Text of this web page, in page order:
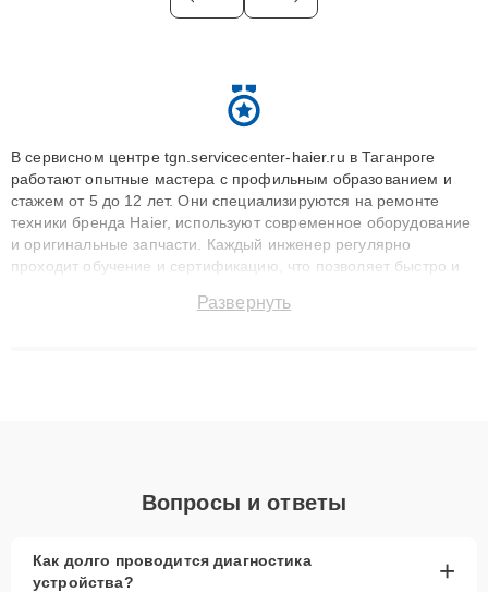
В сервисном центре tgn.servicecenter-haier.ru в Таганроге
работают опытные мастера с профильным образованием и
стажем от 5 до 12 лет. Они специализируются на ремонте
техники бренда Haier, используют современное оборудование
и оригинальные запчасти. Каждый инженер регулярно
проходит обучение и сертификацию, что позволяет быстро и
сохранением гарантии до 3 лет. Наши мастера решают
Развернуть
Вопросы и ответы
Как долго проводится диагностика
устройства?
+